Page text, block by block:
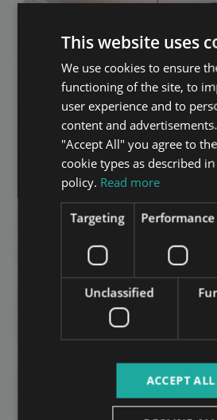
This website uses
We use cookies to ensure
functioning of the site, to
user experience and to
content and
"Accept All" you agree to
cookie types as described
policy. Read more
Performance
Targeting
Unclassified
ACCEPT ALL